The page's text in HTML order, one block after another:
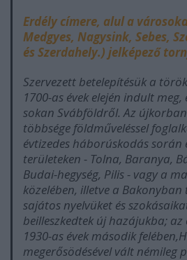
Erdély címere, alul a
Medgyes, Nagysink, Sebes,
és Szerdahely.) jelképező
Szervezett betelepítésük a
1700-as évek elején indult
sokan Svábföldről. Az
többsége földműveléssel
évtizedes háborúskodás során
területeken - Tolna, Baranya,
Budai-hegység, Pilis - vagy a
közelében, illetve a Bakonyban
sajátos nyelvüket és
beilleszkedtek új hazájukba; az
1930-as évek második
megerősödésével vált némileg